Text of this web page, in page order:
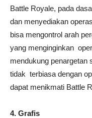
Battle Royale, pada
dan menyediakan
bisa mengontrol arah
yang menginginkan
mendukung penargetan
tidak terbiasa dengan
dapat menikmati Battle
4. Grafis